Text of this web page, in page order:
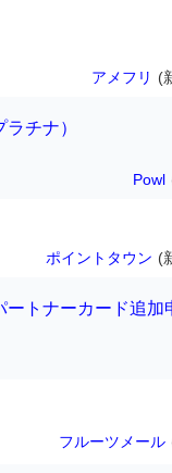
アメフリ (
チナ）
Powl
ポイントタウン (
ートナーカード追加
フルーツメール